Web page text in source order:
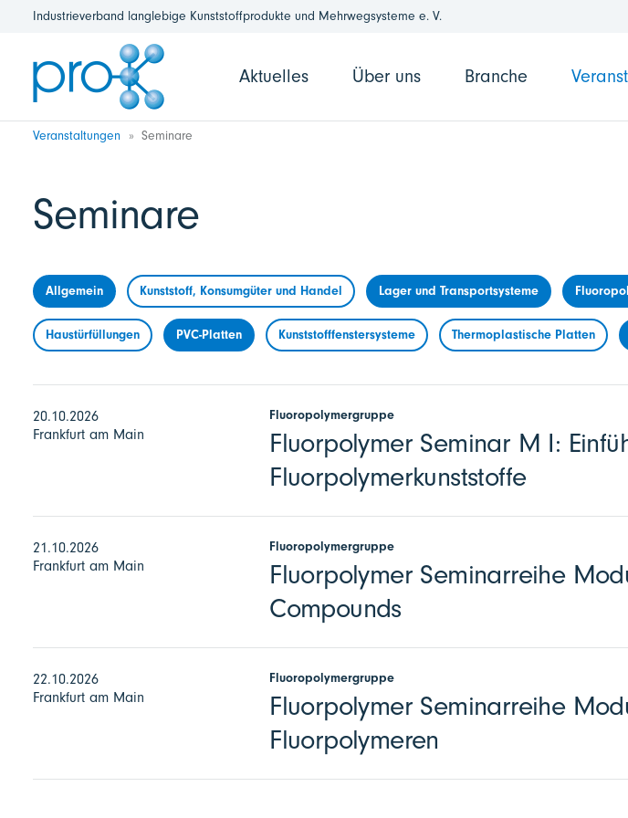
Industrieverband langlebige Kunststoffprodukte und Mehrwegsysteme e. V.
Aktuelles Über uns Branche
Veranstaltungen Seminare
Seminare
Allgemein Kunststoff, Konsumgüter und Handel Lager und Transportsysteme
Haustürfüllungen PVC-Platten Kunststofffenstersysteme Thermoplastische Platten
20.10.2026
Frankfurt am Main
Fluoropolymergruppe
Fluorpolymer Seminar M I:
Fluorpolymerkunststoffe
21.10.2026
Frankfurt am Main
Fluoropolymergruppe
Fluorpolymer Seminarreihe
Compounds
22.10.2026
Frankfurt am Main
Fluoropolymergruppe
Fluorpolymer Seminarreihe
Fluorpolymeren